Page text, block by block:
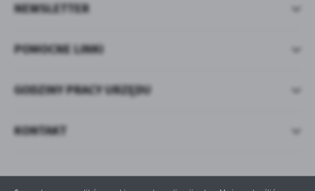
POMOCNE LINKI
NEWSLETTER
GODZINY PRACY URZĘDU
KONTAKT